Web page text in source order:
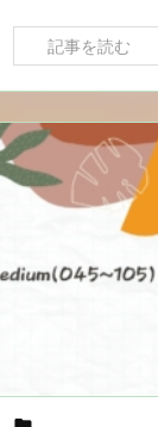
記事を読む